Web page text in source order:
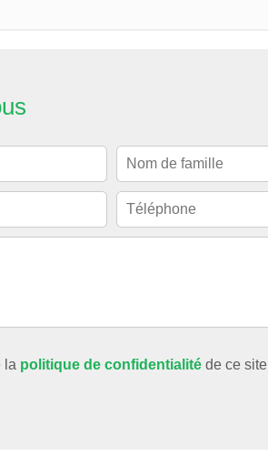
la politique de confidentialitéde ce site